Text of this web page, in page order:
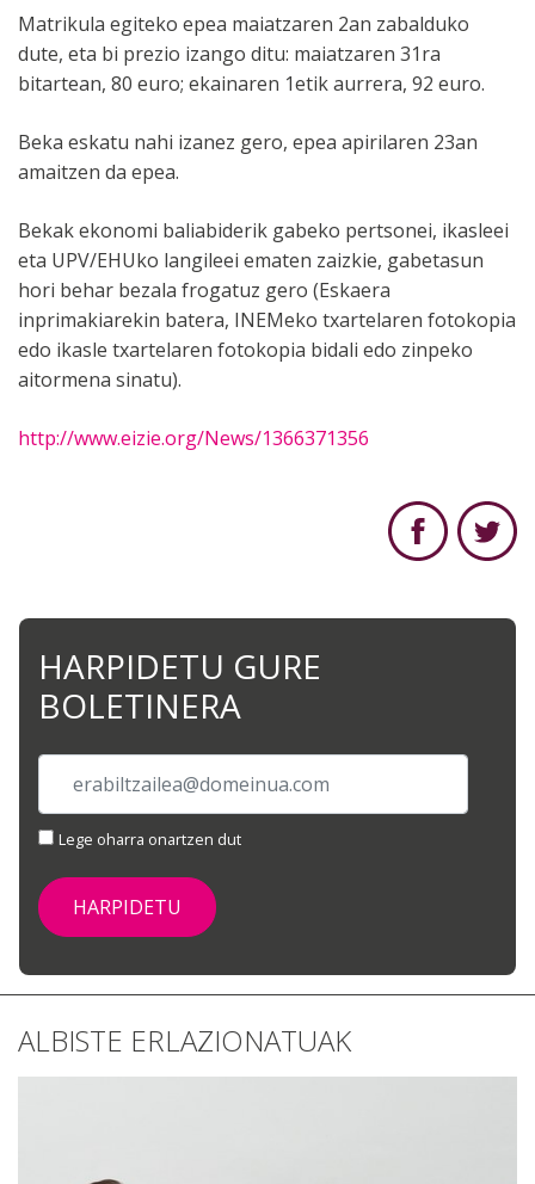
Matrikula egiteko epea maiatzaren 2an zabalduko
dute, eta bi prezio izango ditu: maiatzaren 31ra
bitartean, 80 euro; ekainaren 1etik aurrera, 92 euro.
Beka eskatu nahi izanez gero, epea apirilaren 23an
amaitzen da epea.
Bekak ekonomi baliabiderik gabeko pertsonei, ikasleei
eta UPV/EHUko langileei ematen zaizkie, gabetasun
hori behar bezala frogatuz gero (Eskaera
inprimakiarekin batera, INEMeko txartelaren fotokopia
edo ikasle txartelaren fotokopia bidali edo zinpeko
aitormena sinatu).
http://www.eizie.org/News/1366371356
HARPIDETU GURE
BOLETINERA
Lege oharra onartzen dut
ALBISTE ERLAZIONATUAK